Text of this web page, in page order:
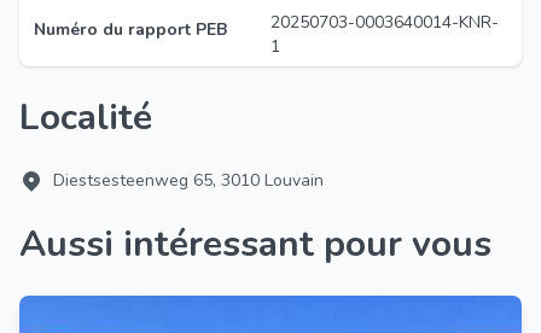
Numéro du rapport PEB
20250703-0003640014-KNR-
1
Localité
Diestsesteenweg 65, 3010 Louvain
Aussi intéressant pour vous